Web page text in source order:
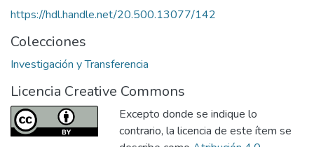
https://hdl.handle.net/20.500.13077/142
Colecciones
Investigación y Transferencia
Licencia Creative Commons
Excepto donde se indique lo
contrario, la licencia de este ítem se